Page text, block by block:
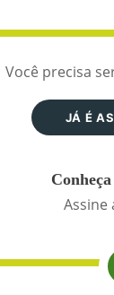
Você precisa
JÁ É
Assine